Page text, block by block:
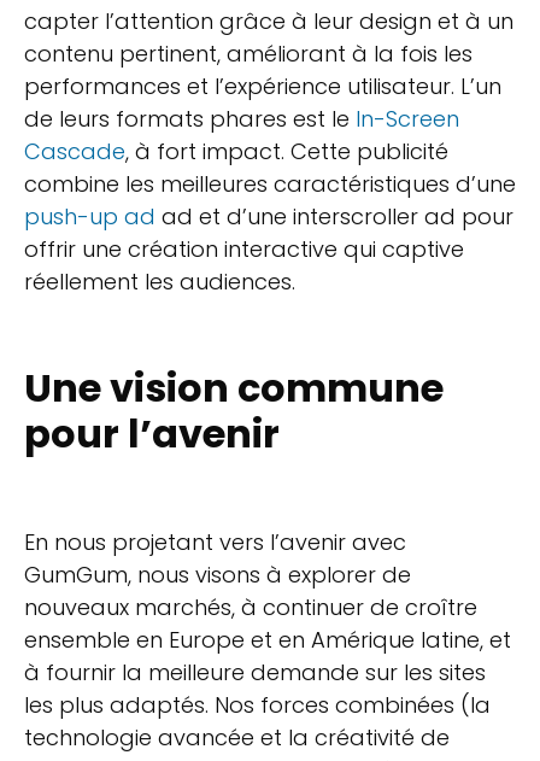
capter l’attention grâce à leur design et à un
contenu pertinent, améliorant à la fois les
performances et l’expérience utilisateur. L’un
de leurs formats phares est le In-Screen
Cascade, à fort impact. Cette publicité
combine les meilleures caractéristiques d’une
push-up ad ad et d’une interscroller ad pour
offrir une création interactive qui captive
réellement les audiences.
Une vision commune
pour l’avenir
En nous projetant vers l’avenir avec
GumGum, nous visons à explorer de
nouveaux marchés, à continuer de croître
ensemble en Europe et en Amérique latine, et
à fournir la meilleure demande sur les sites
les plus adaptés. Nos forces combinées (la
technologie avancée et la créativité de